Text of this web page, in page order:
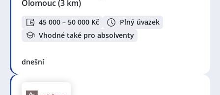
Olomouc(3 km)
45 000 – 50 000 Kč
Plný úvazek
Vhodné také pro absolventy
dnešní